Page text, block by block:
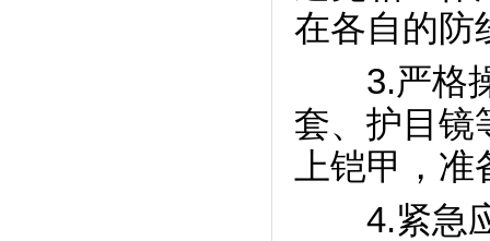
在各自的防
3.严格操
套、护目镜
上铠甲，
4.紧急应